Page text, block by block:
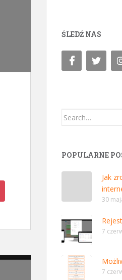
ŚLEDŹ NAS
Search for:
POPULARNE
Jak
30
7
7